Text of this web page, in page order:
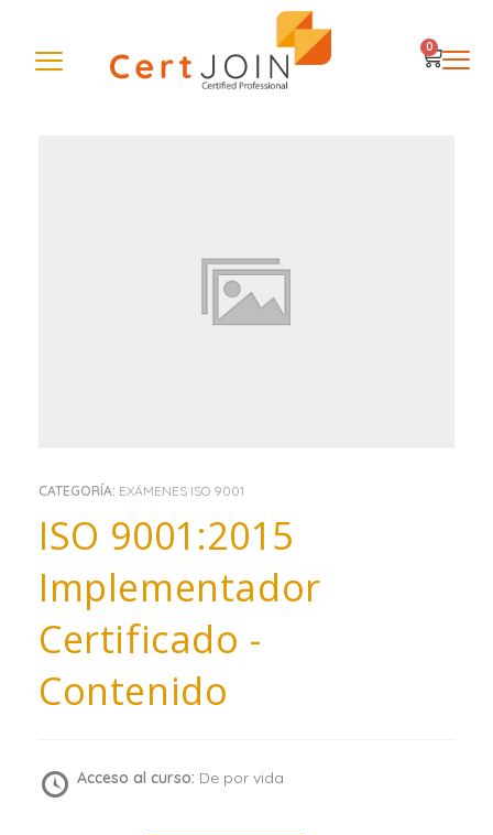
0
CATEGORÍA: EXÁMENES ISO 9001
ISO 9001:2015
Implementador
Certificado -
Contenido
Acceso al curso: De por vida